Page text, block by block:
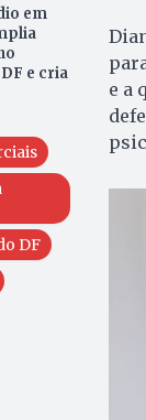
em
e cria
DF
e a